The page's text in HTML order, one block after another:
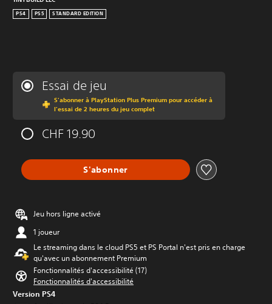
PS4 PS5 STANDARD EDITION
Essai de jeu
S'abonner à PlayStation Plus Premium pour accéder à
l'essai de 2 heures du jeu complet
CHF 19.90
S'abonner
Jeu hors ligne activé
1 joueur
Le streaming dans le cloud PS5 et PS Portal n'est pris en charge
qu'avec un abonnement Premium
Fonctionnalités d'accessibilité (17)
Fonctionnalités d'accessibilité
Version PS4